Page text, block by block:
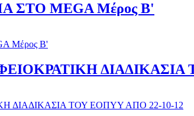
MEGA Μέρος B'
Μέρος B'
ΔΙΑΔΙΚΑΣΙΑ
ΔΙΑΔΙΚΑΣΙΑ ΤΟΥ ΕΟΠΥΥ ΑΠΟ 22-10-12